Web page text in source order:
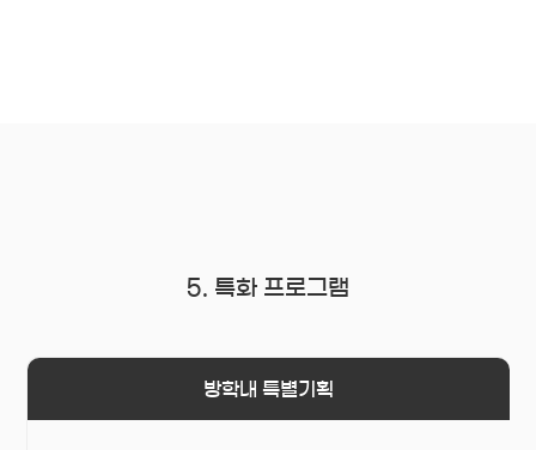
5. 특화 프로그램
방학내 특별기획